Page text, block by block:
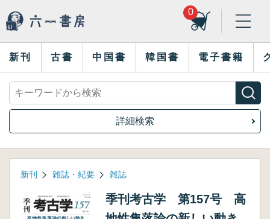
0
新刊 古書 中国書 韓国書 電子書籍
詳細検索
新刊 雑誌・紀要 雑誌
季刊考古学 第157号 高